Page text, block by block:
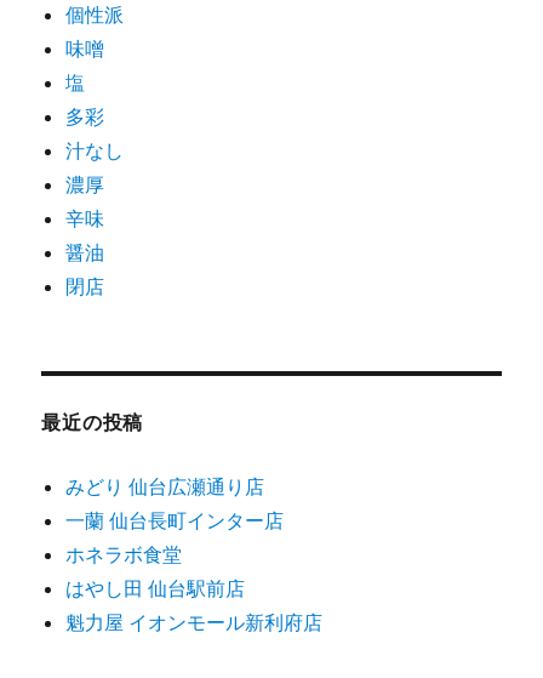
個性派
味噌
塩
多彩
汁なし
濃厚
辛味
醤油
閉店
最近の投稿
みどり 仙台広瀬通り店
一蘭 仙台長町インター店
ホネラボ食堂
はやし田 仙台駅前店
魁力屋 イオンモール新利府店